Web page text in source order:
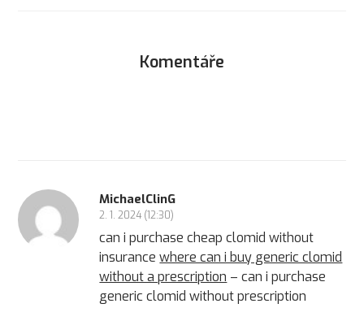
Komentáře
MichaelClinG
2. 1. 2024 (12:30)
can i purchase cheap clomid without
insurancewhere can i buy generic clomid
without a prescription – can i purchase
generic clomid without prescription